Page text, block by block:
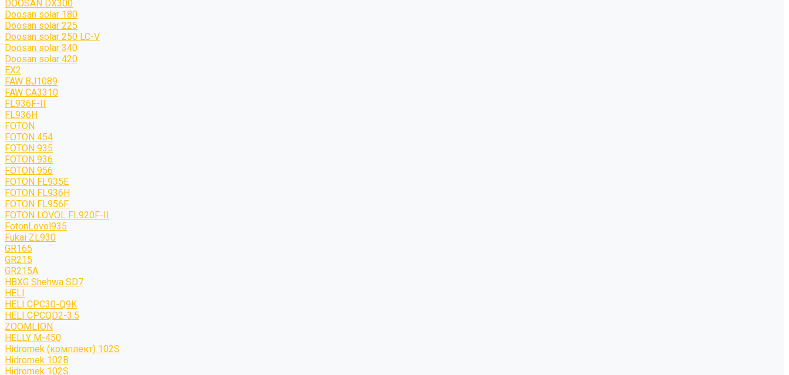
DOOSAN DX300
Doosan solar 180
Doosan solar 225
Doosan solar 250 LC-V
Doosan solar 340
Doosan solar 420
EX2
FAW BJ1089
FAW CA3310
FL936F-II
FL936H
FOTON
FOTON 454
FOTON 935
FOTON 936
FOTON 956
FOTON FL935E
FOTON FL936H
FOTON FL956F
FOTON LOVOL FL920F-II
FotonLovol935
Fukai ZL930
GR165
GR215
GR215A
HBXG Shehwa SD7
HELI
HELI CPC30-Q9K
HELI CPCQD2-3.5
ZOOMLION
HELLY M-450
Hidromek (комплект) 102S
Hidromek 102B
Hidromek 102S